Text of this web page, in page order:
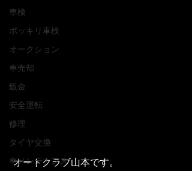
車検
ポッキリ車検
オークション
車売却
鈑金
安全運転
修理
タイヤ交換
車メンテナンス
オートクラブ山本です。